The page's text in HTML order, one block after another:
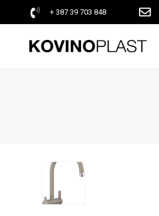
+ 387 39 703 848